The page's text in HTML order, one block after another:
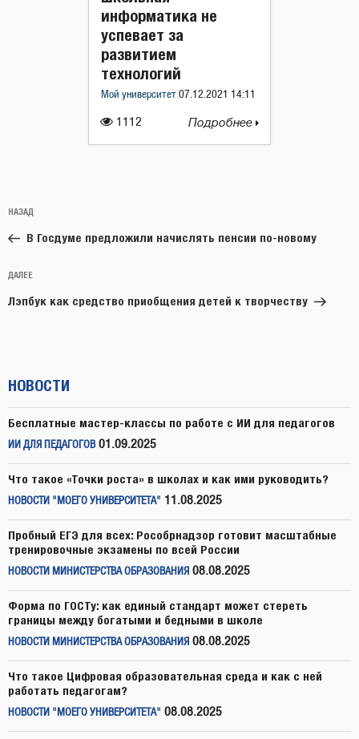
1112
информатика не
успевает за
развитием
технологий
Мой университет 07.12.2021 14:11
Подробнее
по
записям
Предыдущая
запись:
НАЗАД
В Госдуме предложили начислять пенсии по-новому
Следующая
запись
ДАЛЕЕ
Лэпбук как средство приобщения детей к творчеству
НОВОСТИ
Бесплатные мастер-классы по работе с ИИ для педагогов
ИИ ДЛЯ ПЕДАГОГОВ 01.09.2025
Что такое «Точки роста» в школах и как ими руководить?
НОВОСТИ "МОЕГО УНИВЕРСИТЕТА" 11.08.2025
Пробный ЕГЭ для всех: Рособрнадзор готовит масштабные
тренировочные экзамены по всей России
НОВОСТИ МИНИСТЕРСТВА ОБРАЗОВАНИЯ 08.08.2025
Форма по ГОСТу: как единый стандарт может стереть
границы между богатыми и бедными в школе
НОВОСТИ МИНИСТЕРСТВА ОБРАЗОВАНИЯ 08.08.2025
Что такое Цифровая образовательная среда и как с ней
работать педагогам?
НОВОСТИ "МОЕГО УНИВЕРСИТЕТА" 08.08.2025